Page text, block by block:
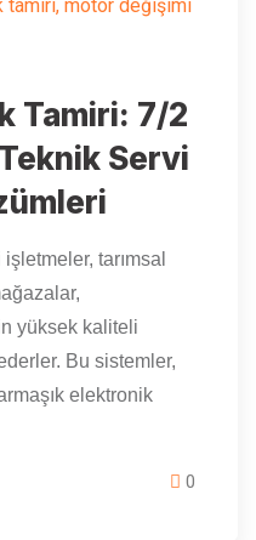
Tamiri: 7/2
Servi
tarımsal
yüksek kaliteli
Bu sistemler,
elektronik
0